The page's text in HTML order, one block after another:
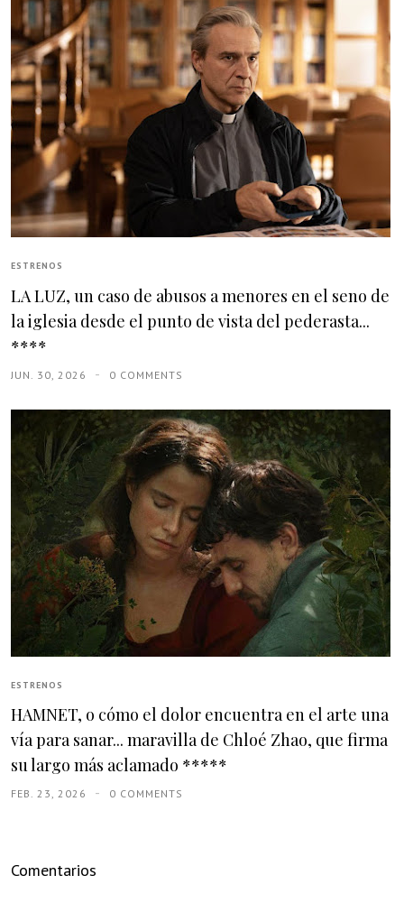
ESTRENOS
LA LUZ, un caso de abusos a menores en el seno de
la iglesia desde el punto de vista del pederasta...
****
JUN. 30, 2026 0 COMMENTS
ESTRENOS
HAMNET, o cómo el dolor encuentra en el arte una
vía para sanar... maravilla de Chloé Zhao, que firma
su largo más aclamado *****
FEB. 23, 2026 0 COMMENTS
Comentarios